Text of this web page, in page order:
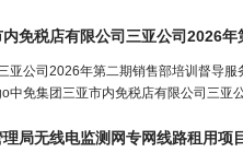
亚公司2026年第二期销售部培训督导
免集团三亚市内免税店有限公司三亚
理局无线电监测网专网线路租用项